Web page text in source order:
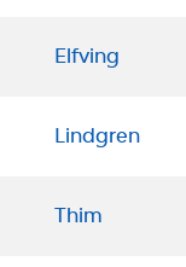
Elfving
Lindgren
Thim